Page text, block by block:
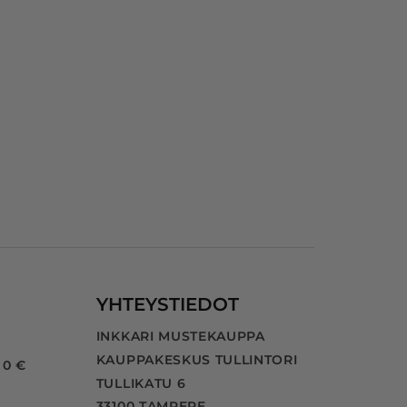
0 €
YHTEYSTIEDOT
INKKARI MUSTEKAUPPA
KAUPPAKESKUS TULLINTORI
TULLIKATU 6